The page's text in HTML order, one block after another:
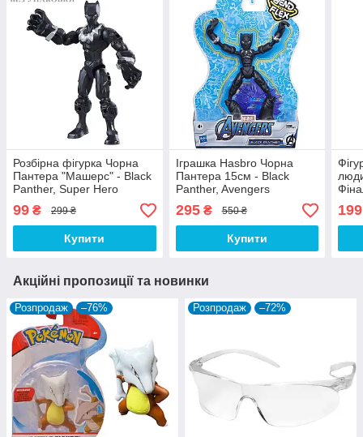
Розбірна фігурка Чорна
Пантера "Машерс" - Black
Panther, Super Hero
Mashers, Hasbro
99 ₴ 299 ₴
Купити
Іграшка Hasbro Чорна
Пантера 15см - Black
Panther, Avengers
295₴ 550 ₴
Купити
199
Акційні пропозиції та новинки
Розпродаж –76% Розпродаж –72%